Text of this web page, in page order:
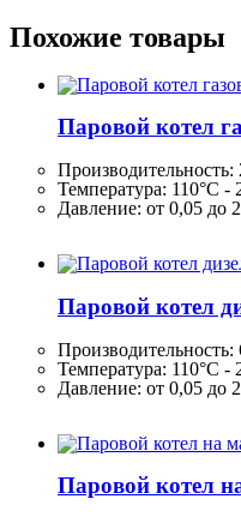
Похожие товары
Паровой котел
Производительность:
Температура: 110°C
Давление: от 0,05
Паровой котел
Производительность:
Температура: 110°C
Давление: от 0,05
Паровой котел